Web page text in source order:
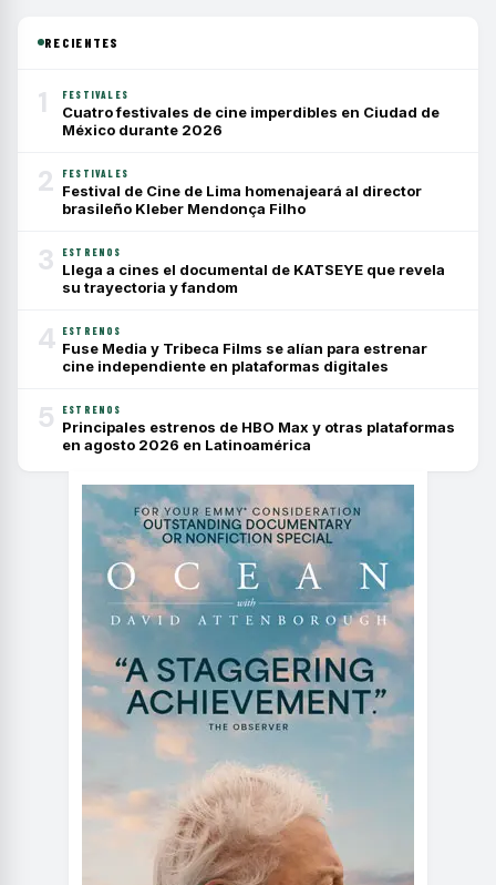
RECIENTES
1 FESTIVALES
Cuatro festivales de cine imperdibles en Ciudad de
México durante 2026
2 FESTIVALES
Festival de Cine de Lima homenajeará al director
brasileño Kleber Mendonça Filho
3 ESTRENOS
Llega a cines el documental de KATSEYE que revela
su trayectoria y fandom
4 ESTRENOS
Fuse Media y Tribeca Films se alían para estrenar
cine independiente en plataformas digitales
5 ESTRENOS
Principales estrenos de HBO Max y otras plataformas
en agosto 2026 en Latinoamérica